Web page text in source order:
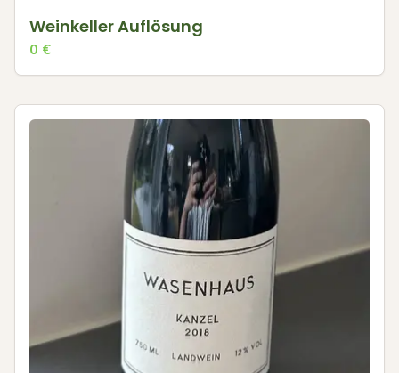
Weinkeller Auflösung
0 €